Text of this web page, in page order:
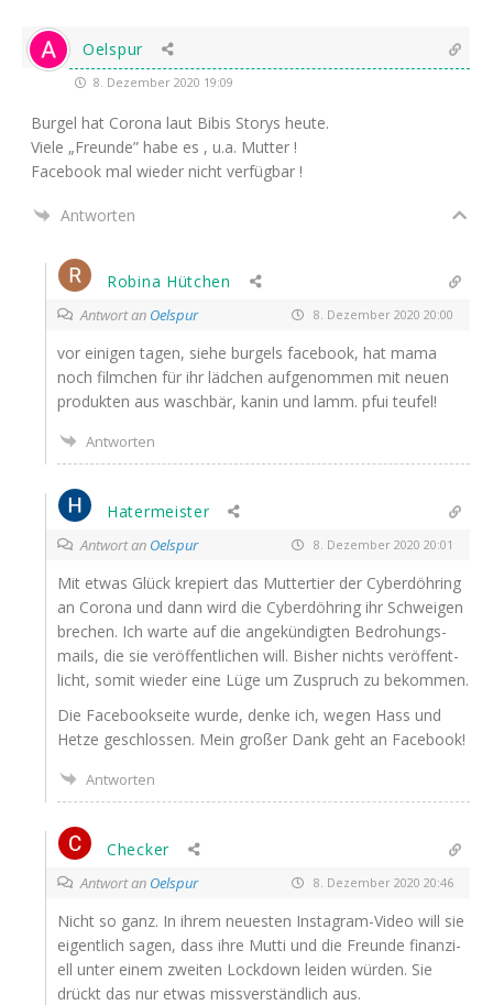
Oelspur
8. Dezember 2020 19:09
Bur­gel hat Coro­na laut Bibis Sto­rys heute.
Vie­le „Freun­de” habe es , u.a. Mutter !
Face­book mal wie­der nicht verfügbar !
Antworten
Robina Hütchen
Antwort an Oelspur 8. Dezember 2020 20:00
vor eini­gen tagen, sie­he bur­gels face­book, hat mama
noch film­chen für ihr läd­chen auf­ge­nom­men mit neu­en
pro­duk­ten aus wasch­bär, kanin und lamm. pfui teufel!
Antworten
Hatermeister
Antwort an Oelspur 8. Dezember 2020 20:01
Mit etwas Glück kre­piert das Mut­ter­tier der Cyber­döh­ring
an Coro­na und dann wird die Cyber­döh­ring ihr Schwei­gen
bre­chen. Ich war­te auf die ange­kün­dig­ten Bedro­hungs­
mails, die sie ver­öf­fent­li­chen will. Bis­her nichts ver­öf­fent­
licht, somit wie­der eine Lüge um Zuspruch zu bekommen.
Die Face­book­sei­te wur­de, den­ke ich, wegen Hass und
Het­ze geschlos­sen. Mein gro­ßer Dank geht an Facebook!
Antworten
Checker
Antwort an Oelspur 8. Dezember 2020 20:46
Nicht so ganz. In ihrem neu­es­ten Insta­gram-Video will sie
eigent­lich sagen, dass ihre Mut­ti und die Freun­de finan­zi­
ell unter einem zwei­ten Lock­down lei­den wür­den. Sie
drückt das nur etwas miss­ver­ständ­lich aus.